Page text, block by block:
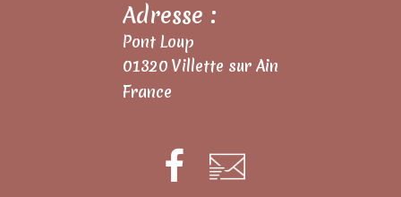
Adresse :
Pont Loup
01320 Villette sur Ain
France
